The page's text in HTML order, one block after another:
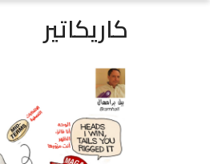
كاريكاتير